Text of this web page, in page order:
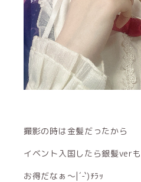
撮影の時は金髪だったから
イベント入国したら銀髪ver
お得だなぁ〜|´-`)ﾁﾗｯ